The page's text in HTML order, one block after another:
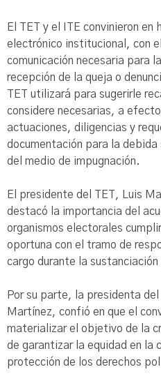
El TET y el ITE convinieron
electrónico institucional, con
comunicación necesaria para
recepción de la queja o
TET utilizará para sugerirle
considere necesarias, a
actuaciones, diligencias y
documentación para la debida
del medio de impugnación.
El presidente del TET, Luis
destacó la importancia del
organismos electorales
oportuna con el tramo de
cargo durante la sustanciación
Por su parte, la presidenta
Martínez, confió en que el
materializar el objetivo de la
de garantizar la equidad en la
protección de los derechos